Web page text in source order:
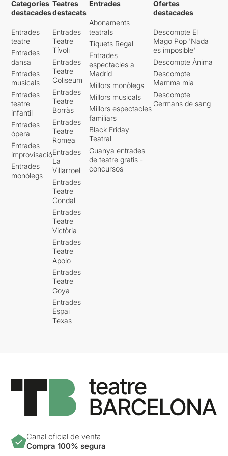
Categories
destacades
Entrades
teatre
Entrades
dansa
Entrades
musicals
Entrades
teatre
infantil
Entrades
òpera
Entrades
improvisació
Entrades
monòlegs
Teatres
destacats
Entrades
Teatre
Tívoli
Entrades
Teatre
Coliseum
Entrades
Teatre
Borràs
Entrades
Teatre
Romea
Entrades
La
Villarroel
Entrades
Teatre
Condal
Entrades
Teatre
Victòria
Entrades
Teatre
Apolo
Entrades
Teatre
Goya
Entrades
Espai
Texas
Entrades
Abonaments
teatrals
Tiquets Regal
Entrades
espectacles a
Madrid
Millors monòlegs
Millors musicals
Millors espectacles
familiars
Black Friday
Teatral
Guanya entrades
de teatre gratis -
concursos
Ofertes
destacades
Descompte El
Mago Pop 'Nada
es imposible'
Descompte Ànima
Descompte
Mamma mia
Descompte
Germans de sang
Canal oficial de venta
Compra 100% segura